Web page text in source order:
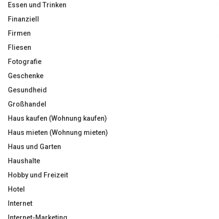
Essen und Trinken
Finanziell
Firmen
Fliesen
Fotografie
Geschenke
Gesundheid
Großhandel
Haus kaufen (Wohnung kaufen)
Haus mieten (Wohnung mieten)
Haus und Garten
Haushalte
Hobby und Freizeit
Hotel
Internet